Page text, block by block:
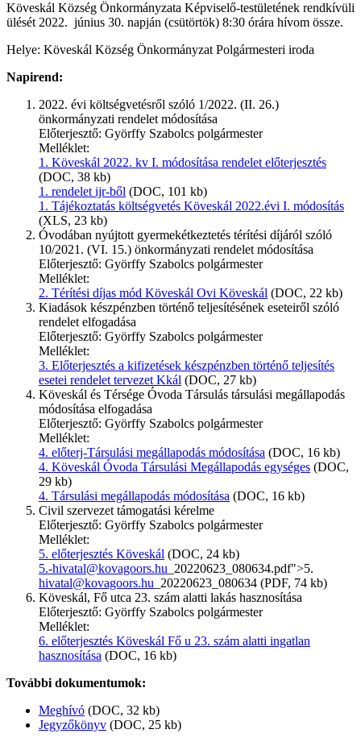
Köveskál Község Önkormányzata Képviselő-testületének rendkívüli
ülését 2022. június 30. napján (csütörtök) 8:30 órára hívom össze.
Helye: Köveskál Község Önkormányzat Polgármesteri iroda
Napirend:
2022. évi költségvetésről szóló 1/2022. (II. 26.)
önkormányzati rendelet módosítása
Előterjesztő: Györffy Szabolcs polgármester
Melléklet:
1. Köveskál 2022. kv I. módosítása rendelet előterjesztés
(DOC, 38 kb)
1. rendelet ijr-ből (DOC, 101 kb)
1. Tájékoztatás költségvetés Köveskál 2022.évi I. módosítás
(XLS, 23 kb)
Óvodában nyújtott gyermekétkeztetés térítési díjáról szóló
10/2021. (VI. 15.) önkormányzati rendelet módosítása
Előterjesztő: Györffy Szabolcs polgármester
Melléklet:
2. Térítési díjas mód Köveskál Ovi Köveskál (DOC, 22 kb)
Kiadások készpénzben történő teljesítésének eseteiről szóló
rendelet elfogadása
Előterjesztő: Györffy Szabolcs polgármester
Melléklet:
3. Előterjesztés a kifizetések készpénzben történő teljesítés
esetei rendelet tervezet Kkál (DOC, 27 kb)
Köveskál és Térsége Óvoda Társulás társulási megállapodás
módosítása elfogadása
Előterjesztő: Györffy Szabolcs polgármester
Melléklet:
4. előterj-Társulási megállapodás módosítása (DOC, 16 kb)
4. Köveskál Óvoda Társulási Megállapodás egységes (DOC,
29 kb)
4. Társulási megállapodás módosítása (DOC, 16 kb)
Civil szervezet támogatási kérelme
Előterjesztő: Györffy Szabolcs polgármester
Melléklet:
5. előterjesztés Köveskál (DOC, 24 kb)
5.-hivatal@kovagoors.hu _20220623_080634.pdf">5.
hivatal@kovagoors.hu _20220623_080634 (PDF, 74 kb)
Köveskál, Fő utca 23. szám alatti lakás hasznosítása
Előterjesztő: Györffy Szabolcs polgármester
Melléklet:
6. előterjesztés Köveskál Fő u 23. szám alatti ingatlan
hasznosítása (DOC, 16 kb)
További dokumentumok:
Meghívó (DOC, 32 kb)
Jegyzőkönyv (DOC, 25 kb)